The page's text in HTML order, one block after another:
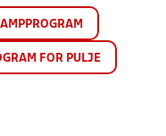
FOR PULJE